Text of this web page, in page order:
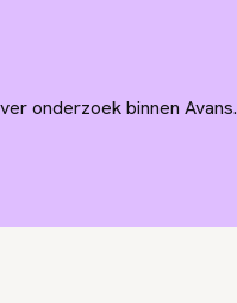
onderzoek binnen Avans.